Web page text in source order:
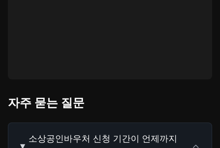
자주 묻는 질문
소상공인바우처 신청 기간이 언제까지